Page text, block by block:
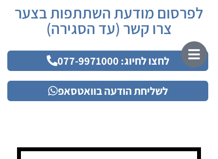
לפרסום מודעת השתתפות בצער
צרו קשר (עד הסגירה)
לחצו לחיוג: 077-9971000
לשליחת הודעה בוואטסאפ